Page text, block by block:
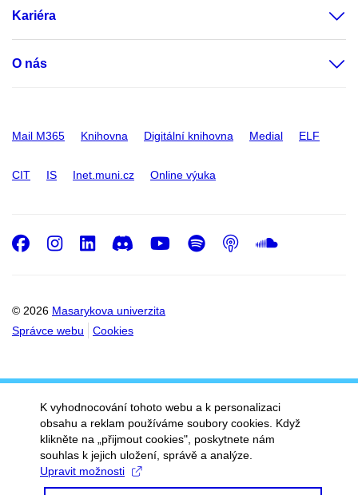
Kariéra
O nás
Mail M365 Knihovna Digitální knihovna Medial ELF
CIT IS Inet.muni.cz Online výuka
© 2026 Masarykova univerzita
Správce webu
Cookies
Facebook
Instagram
LinkedIn
DiscordYoutube
Spotify
Podcast
K vyhodnocování tohoto webu a k personalizaci
obsahu a reklam používáme soubory cookies. Když
klikněte na „přijmout cookies", poskytnete nám
souhlas k jejich uložení, správě a analýze.
Upravit možnosti